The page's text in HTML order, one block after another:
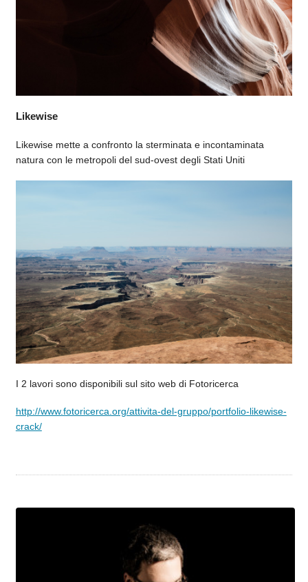
Likewise
Likewise mette a confronto la sterminata e incontaminata
natura con le metropoli del sud-ovest degli Stati Uniti
I 2 lavori sono disponibili sul sito web di Fotoricerca
http://www.fotoricerca.org/attivita-del-gruppo/portfolio-likewise-
crack/